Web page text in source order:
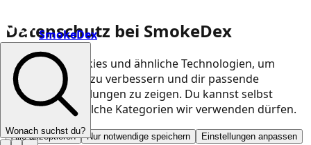
Datenschutz bei SmokeDex
Wir nutzen Cookies und ähnliche Technologien, um
unsere Website zu verbessern und dir passende
Produktempfehlungen zu zeigen. Du kannst selbst
entscheiden, welche Kategorien wir verwenden dürfen.
Alle akzeptieren Nur notwendige speichern Einstellungen anpassen
SmokeDex
Wonach suchst du?